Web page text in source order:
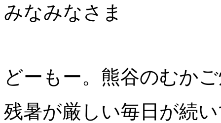
みなみなさま
どーもー。熊谷のむか
残暑が厳しい毎日が続